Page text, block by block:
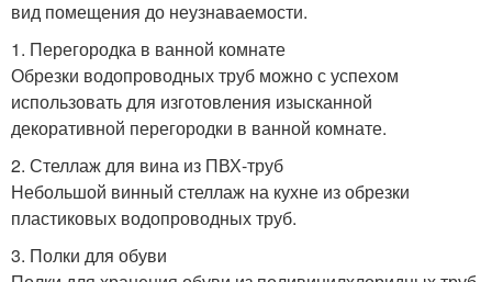
вид помещения до неузнаваемости.
1. Перегородка в ванной комнате
Обрезки водопроводных труб можно с успехом
использовать для изготовления изысканной
декоративной перегородки в ванной комнате.
2. Стеллаж для вина из ПВХ-труб
Небольшой винный стеллаж на кухне из обрезки
пластиковых водопроводных труб.
3. Полки для обуви